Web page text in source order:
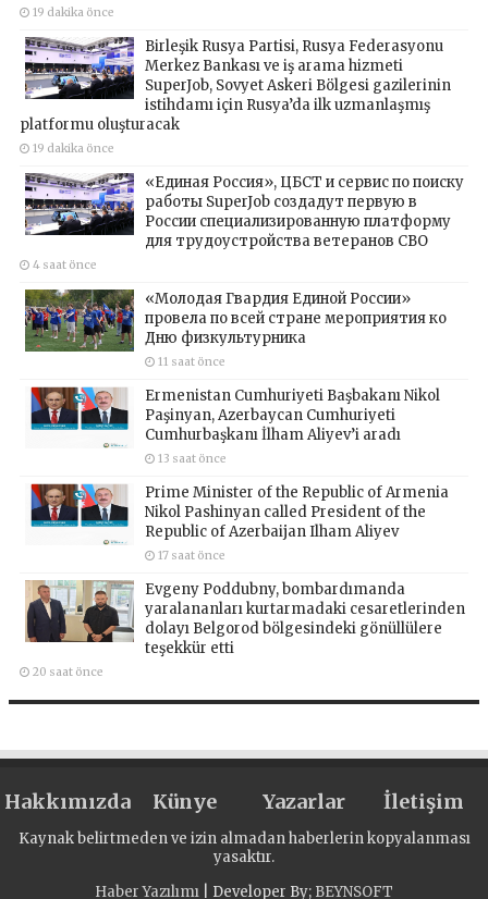
19 dakika önce
Birleşik Rusya Partisi, Rusya Federasyonu
Merkez Bankası ve iş arama hizmeti
SuperJob, Sovyet Askeri Bölgesi gazilerinin
istihdamı için Rusya’da ilk uzmanlaşmış
platformu oluşturacak
19 dakika önce
«Единая Россия», ЦБСТ и сервис по поиску
работы SuperJob создадут первую в
России специализированную платформу
для трудоустройства ветеранов СВО
4 saat önce
«Молодая Гвардия Единой России»
провела по всей стране мероприятия ко
Дню физкультурника
11 saat önce
Ermenistan Cumhuriyeti Başbakanı Nikol
Paşinyan, Azerbaycan Cumhuriyeti
Cumhurbaşkanı İlham Aliyev’i aradı
13 saat önce
Prime Minister of the Republic of Armenia
Nikol Pashinyan called President of the
Republic of Azerbaijan Ilham Aliyev
17 saat önce
Evgeny Poddubny, bombardımanda
yaralananları kurtarmadaki cesaretlerinden
dolayı Belgorod bölgesindeki gönüllülere
teşekkür etti
20 saat önce
Hakkımızda Künye Yazarlar İletişim
Kaynak belirtmeden ve izin almadan haberlerin kopyalanması
yasaktır.
Haber Yazılımı | Developer By; BEYNSOFT